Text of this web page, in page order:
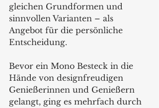
gleichen Grundformen und
sinnvollen Varianten – als
Angebot für die persönliche
Entscheidung.
Bevor ein Mono Besteck in die
Hände von designfreudigen
Genießerinnen und Genießern
gelangt, ging es mehrfach durch